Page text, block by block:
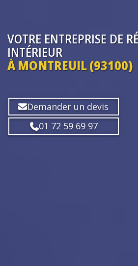
VOTRE ENTREPRISE DE
INTÉRIEUR
À MONTREUIL (93100)
Demander un devis
01 72 59 69 97